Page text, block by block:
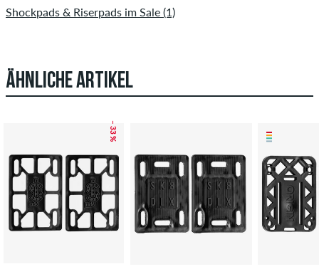
Shockpads & Riserpads im Sale (1)
ÄHNLICHE ARTIKEL
– 33 %